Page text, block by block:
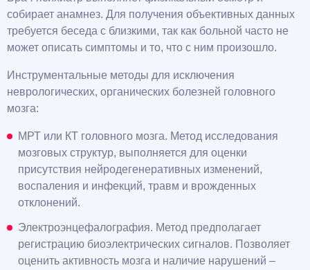
собирает анамнез. Для получения объективных данных
требуется беседа с близкими, так как больной часто не
может описать симптомы и то, что с ним произошло.
Инструментальные методы для исключения
неврологических, органических болезней головного
мозга:
МРТ или КТ головного мозга. Метод исследования
мозговых структур, выполняется для оценки
присутствия нейродегенеративных изменений,
воспаления и инфекций, травм и врожденных
отклонений.
Электроэнцефалография. Метод предполагает
регистрацию биоэлектрических сигналов. Позволяет
оценить активность мозга и наличие нарушений –